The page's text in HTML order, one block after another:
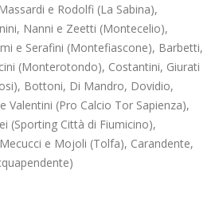
e Rodolfi (La Sabina),
Nanni e Zeetti (Montecelio),
e Serafini (Montefiascone), Barbetti,
(Monterotondo), Costantini, Giurati
Bottoni, Di Mandro, Dovidio,
Valentini (Pro Calcio Tor Sapienza),
(Sporting Città di Fiumicino),
e Mojoli (Tolfa), Carandente,